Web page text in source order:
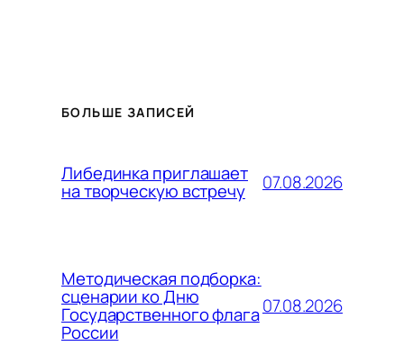
БОЛЬШЕ ЗАПИСЕЙ
Либединка приглашает
на творческую встречу 07.08.2026
Методическая подборка:
сценарии ко Дню
Государственного флага
России
07.08.2026